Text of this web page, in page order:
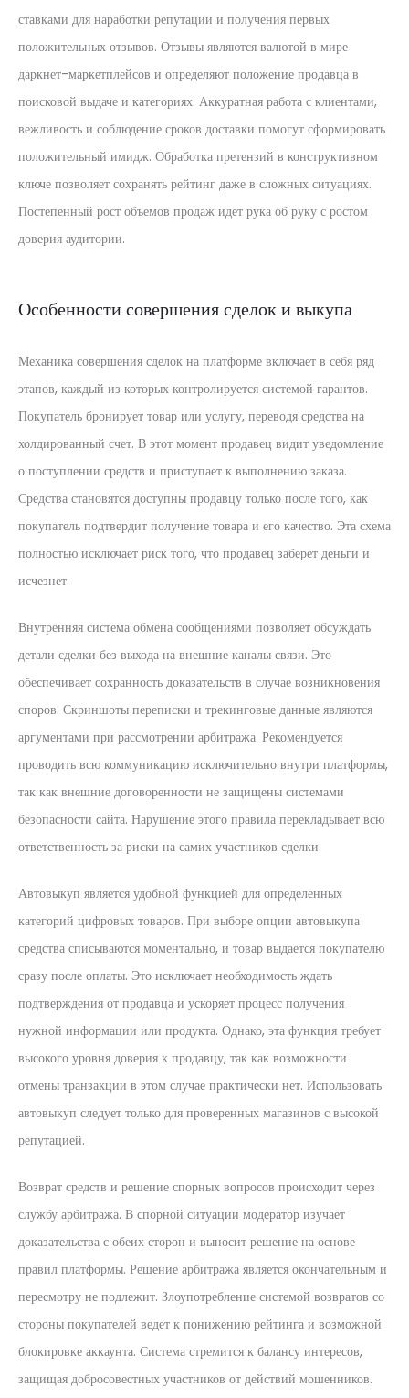
ставками для наработки репутации и получения первых
положительных отзывов. Отзывы являются валютой в мире
даркнет-маркетплейсов и определяют положение продавца в
поисковой выдаче и категориях. Аккуратная работа с клиентами,
вежливость и соблюдение сроков доставки помогут сформировать
положительный имидж. Обработка претензий в конструктивном
ключе позволяет сохранять рейтинг даже в сложных ситуациях.
Постепенный рост объемов продаж идет рука об руку с ростом
доверия аудитории.
Особенности совершения сделок и выкупа
Механика совершения сделок на платформе включает в себя ряд
этапов, каждый из которых контролируется системой гарантов.
Покупатель бронирует товар или услугу, переводя средства на
холдированный счет. В этот момент продавец видит уведомление
о поступлении средств и приступает к выполнению заказа.
Средства становятся доступны продавцу только после того, как
покупатель подтвердит получение товара и его качество. Эта схема
полностью исключает риск того, что продавец заберет деньги и
исчезнет.
Внутренняя система обмена сообщениями позволяет обсуждать
детали сделки без выхода на внешние каналы связи. Это
обеспечивает сохранность доказательств в случае возникновения
споров. Скриншоты переписки и трекинговые данные являются
аргументами при рассмотрении арбитража. Рекомендуется
проводить всю коммуникацию исключительно внутри платформы,
так как внешние договоренности не защищены системами
безопасности сайта. Нарушение этого правила перекладывает всю
ответственность за риски на самих участников сделки.
Автовыкуп является удобной функцией для определенных
категорий цифровых товаров. При выборе опции автовыкупа
средства списываются моментально, и товар выдается покупателю
сразу после оплаты. Это исключает необходимость ждать
подтверждения от продавца и ускоряет процесс получения
нужной информации или продукта. Однако, эта функция требует
высокого уровня доверия к продавцу, так как возможности
отмены транзакции в этом случае практически нет. Использовать
автовыкуп следует только для проверенных магазинов с высокой
репутацией.
Возврат средств и решение спорных вопросов происходит через
службу арбитража. В спорной ситуации модератор изучает
доказательства с обеих сторон и выносит решение на основе
правил платформы. Решение арбитража является окончательным и
пересмотру не подлежит. Злоупотребление системой возвратов со
стороны покупателей ведет к понижению рейтинга и возможной
блокировке аккаунта. Система стремится к балансу интересов,
защищая добросовестных участников от действий мошенников.